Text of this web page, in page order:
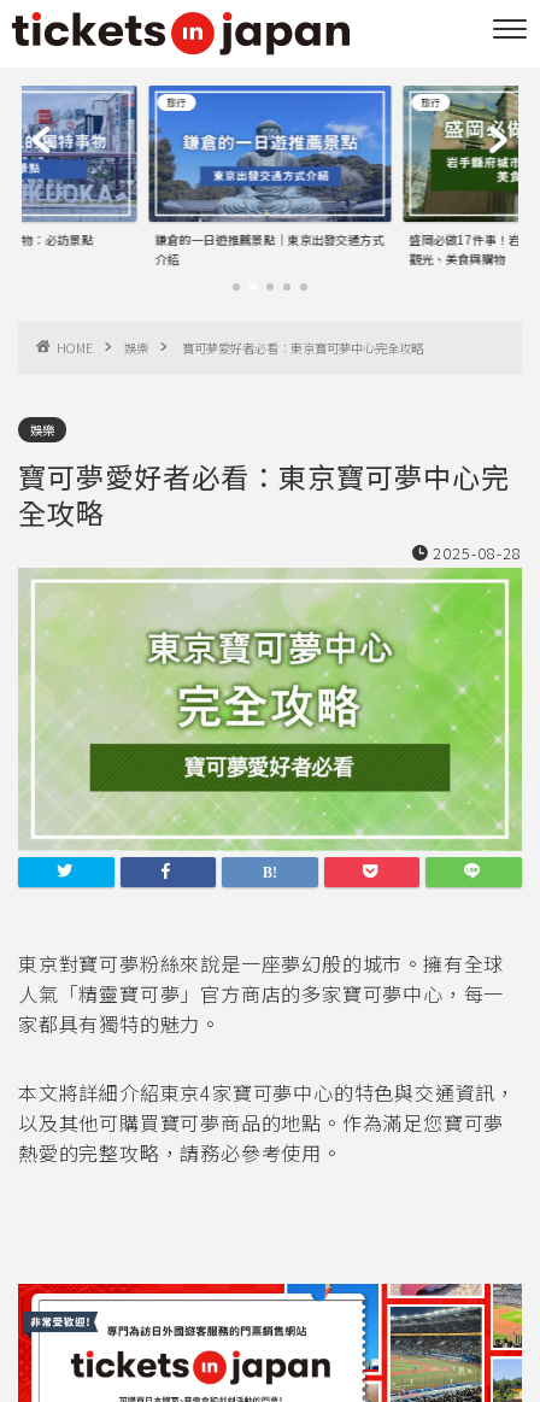
事物：必訪景點
旅行
鎌倉的一日遊推薦景點｜東京出發交通方式
介紹
旅行
盛岡必做17件事！岩手
觀光、美食與購物
HOME 娛樂 寶可夢愛好者必看：東京寶可夢中心完全攻略
娛樂
寶可夢愛好者必看：東京寶可夢中心完
全攻略
2025-08-28
東京對寶可夢粉絲來說是一座夢幻般的城市。擁有全球
人氣「精靈寶可夢」官方商店的多家寶可夢中心，每一
家都具有獨特的魅力。
本文將詳細介紹東京4家寶可夢中心的特色與交通資訊，
以及其他可購買寶可夢商品的地點。作為滿足您寶可夢
熱愛的完整攻略，請務必參考使用。